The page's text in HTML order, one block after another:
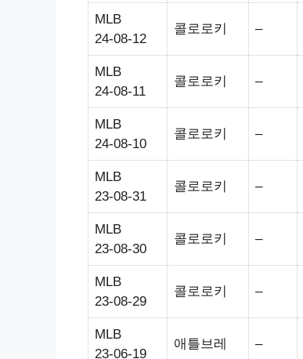
MLB
24-08-12
콜로로키 –
MLB
24-08-11
콜로로키 –
MLB
24-08-10
콜로로키 –
MLB
23-08-31
콜로로키 –
MLB
23-08-30
콜로로키 –
MLB
23-08-29
콜로로키 –
MLB
23-06-19
애틀브레 –